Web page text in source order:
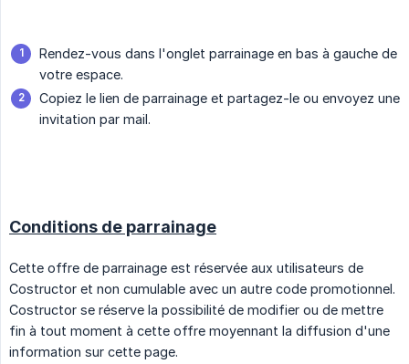
Rendez-vous dans l'onglet parrainage en bas à gauche de
votre espace.
Copiez le lien de parrainage et partagez-le ou envoyez une
invitation par mail.
Conditions de parrainage
Cette offre de parrainage est réservée aux utilisateurs de
Costructor et non cumulable avec un autre code promotionnel.
Costructor se réserve la possibilité de modifier ou de mettre
fin à tout moment à cette offre moyennant la diffusion d'une
information sur cette page.